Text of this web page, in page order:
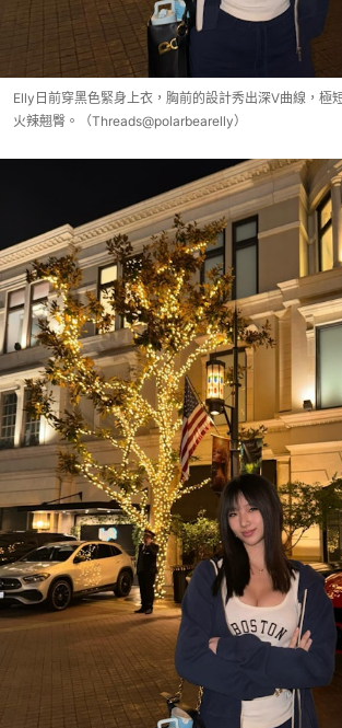
Elly日前穿黑色緊身上衣，胸前的設計秀出深V曲線，極
火辣翹臀。（Threads@polarbearelly）